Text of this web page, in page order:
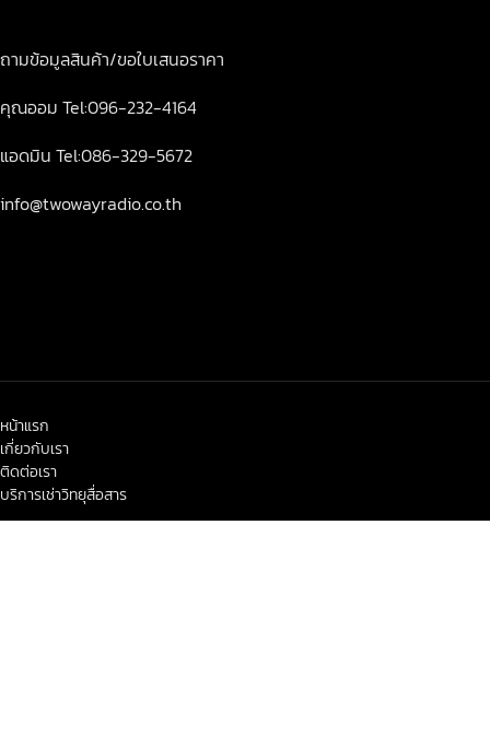
ถามข้อมูลสินค้า/ขอใบเสนอราคา
คุณออม Tel:096-232-4164
แอดมิน Tel:086-329-5672
info@twowayradio.co.th
หน้าแรก
เกี่ยวกับเรา
ติดต่อเรา
บริการเช่าวิทยุสื่อสาร